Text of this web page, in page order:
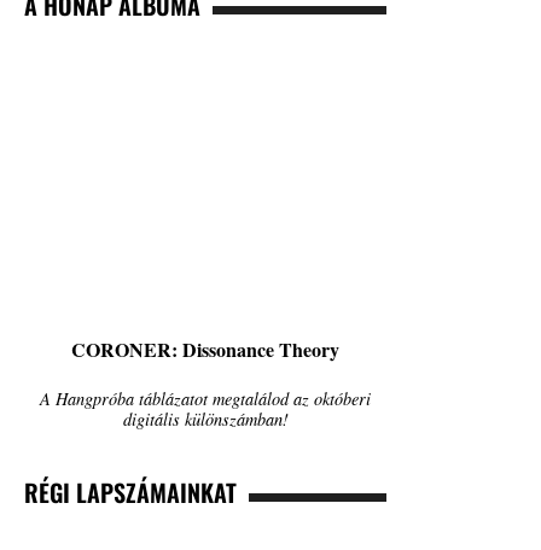
CORONER: Dissonance Theory
A Hangpróba táblázatot megtalálod az októberi
digitális különszámban!
RÉGI LAPSZÁMAINKAT